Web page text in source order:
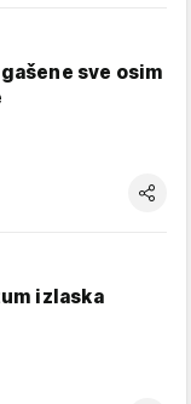
sve osim
izlaska